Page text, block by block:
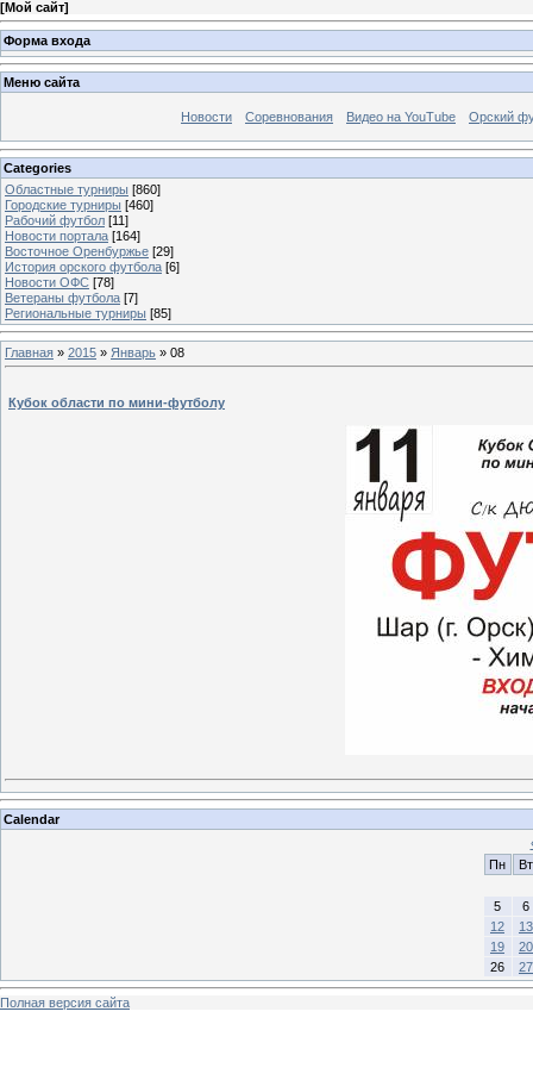
[Мой сайт]
Форма входа
Меню сайта
Новости Соревнования Видео на YouTube Орский
Categories
Областные турниры [860]
Городские турниры [460]
Рабочий футбол [11]
Новости портала [164]
Восточное Оренбуржье [29]
История орского футбола [6]
Новости ОФС [78]
Ветераны футбола [7]
Региональные турниры [85]
Главная » 2015 » Январь » 08
Кубок области по мини-футболу
Calendar
Пн
Вт
5
6
12
13
19
20
26
27
Полная версия сайта